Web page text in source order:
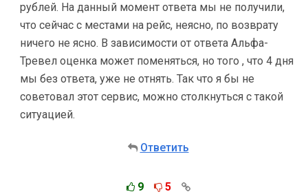
рублей. На данный момент ответа мы не получили,
что сейчас с местами на рейс, неясно, по возврату
ничего не ясно. В зависимости от ответа Альфа-
Тревел оценка может поменяться, но того , что 4 дня
мы без ответа, уже не отнять. Так что я бы не
советовал этот сервис, можно столкнуться с такой
ситуацией.
Ответить
9 5